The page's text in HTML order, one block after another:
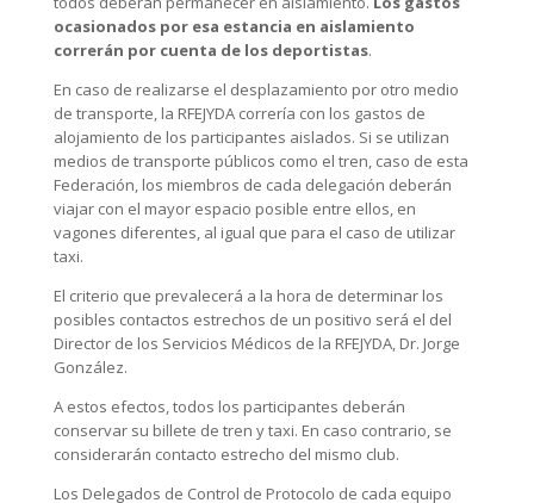
ocasionados por esa estancia en aislamiento
correrán por cuenta de los deportistas.
En caso de realizarse el desplazamiento por otro medio
de transporte, la RFEJYDA correría con los gastos de
alojamiento de los participantes aislados. Si se utilizan
medios de transporte públicos como el tren, caso de esta
Federación, los miembros de cada delegación deberán
viajar con el mayor espacio posible entre ellos, en
vagones diferentes, al igual que para el caso de utilizar
taxi.
El criterio que prevalecerá a la hora de determinar los
posibles contactos estrechos de un positivo será el del
Director de los Servicios Médicos de la RFEJYDA, Dr. Jorge
González.
A estos efectos, todos los participantes deberán
conservar su billete de tren y taxi. En caso contrario, se
considerarán contacto estrecho del mismo club.
Los Delegados de Control de Protocolo de cada equipo